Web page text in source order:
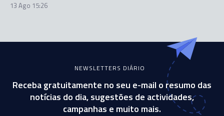
13 Ago 15:26
NEWSLETTERS DIÁRIO
Receba gratuitamente no seu e-mail o resumo das
notícias do dia, sugestões de actividades,
campanhas e muito mais.